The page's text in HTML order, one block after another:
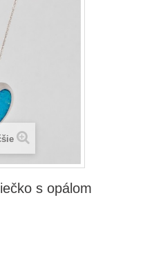
s opálom